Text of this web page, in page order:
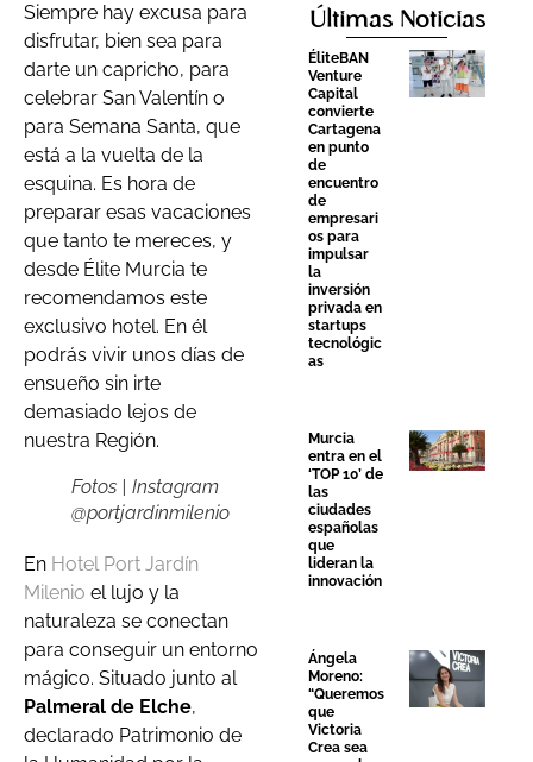
Siempre hay excusa para
disfrutar, bien sea para
darte un capricho, para
celebrar San Valentín o
para Semana Santa, que
está a la vuelta de la
esquina. Es hora de
preparar esas vacaciones
que tanto te mereces, y
desde Élite Murcia te
recomendamos este
exclusivo hotel. En él
podrás vivir unos días de
ensueño sin irte
demasiado lejos de
nuestra Región.
Fotos | Instagram
@portjardinmilenio
En Hotel Port Jardín
Milenio el lujo y la
naturaleza se conectan
para conseguir un entorno
mágico. Situado junto al
Palmeral de Elche,
declarado Patrimonio de
Últimas Noticias
ÉliteBAN
Venture
Capital
convierte
Cartagena
en punto
de
encuentro
de
empresari
os para
impulsar
la
inversión
privada en
startups
tecnológic
as
Murcia
entra en el
‘TOP 10’ de
las
ciudades
españolas
que
lideran la
innovación
Ángela
Moreno:
“Queremos
que
Victoria
Crea sea